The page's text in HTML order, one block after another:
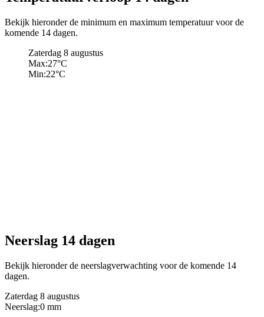
Bekijk hieronder de minimum en maximum temperatuur voor de
komende 14 dagen.
Zaterdag 8 augustus
Max:27°C
Min:22°C
Neerslag 14 dagen
Bekijk hieronder de neerslagverwachting voor de komende 14
dagen.
Zaterdag 8 augustus
Neerslag:0 mm